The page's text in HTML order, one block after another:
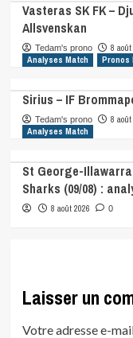
Vasteras SK FK –
Allsvenskan
Tedam's prono 8 août
Analyses Match Pronos
Sirius – IF
Tedam's prono 8 août
Analyses Match
St George-
Sharks (09/08) :
8 août 2026 0
Laisser un
Votre adresse e-